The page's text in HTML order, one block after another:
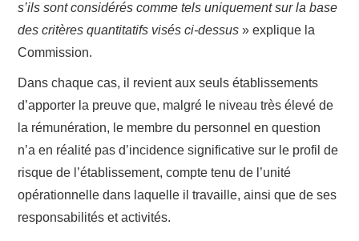
s’ils sont considérés comme tels uniquement sur la base
des critères quantitatifs visés ci-dessus » explique la
Commission.
Dans chaque cas, il revient aux seuls établissements
d’apporter la preuve que, malgré le niveau très élevé de
la rémunération, le membre du personnel en question
n’a en réalité pas d’incidence significative sur le profil de
risque de l’établissement, compte tenu de l’unité
opérationnelle dans laquelle il travaille, ainsi que de ses
responsabilités et activités.